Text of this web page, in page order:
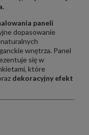
paneli
dopasowanie
wnętrza. Panel
się w
które
dekoracyjny efekt